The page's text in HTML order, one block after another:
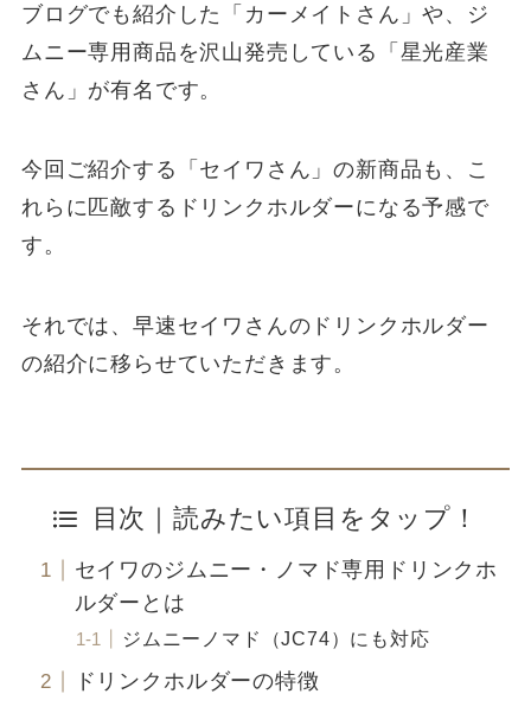
ブログでも紹介した「カーメイトさん」や、ジ
ムニー専用商品を沢山発売している「星光産業
さん」が有名です。
今回ご紹介する「セイワさん」の新商品も、こ
れらに匹敵するドリンクホルダーになる予感で
す。
それでは、早速セイワさんのドリンクホルダー
の紹介に移らせていただきます。
目次｜読みたい項目をタップ！
セイワのジムニー・ノマド専用ドリンクホ
ルダーとは
ジムニーノマド（JC74）にも対応
ドリンクホルダーの特徴